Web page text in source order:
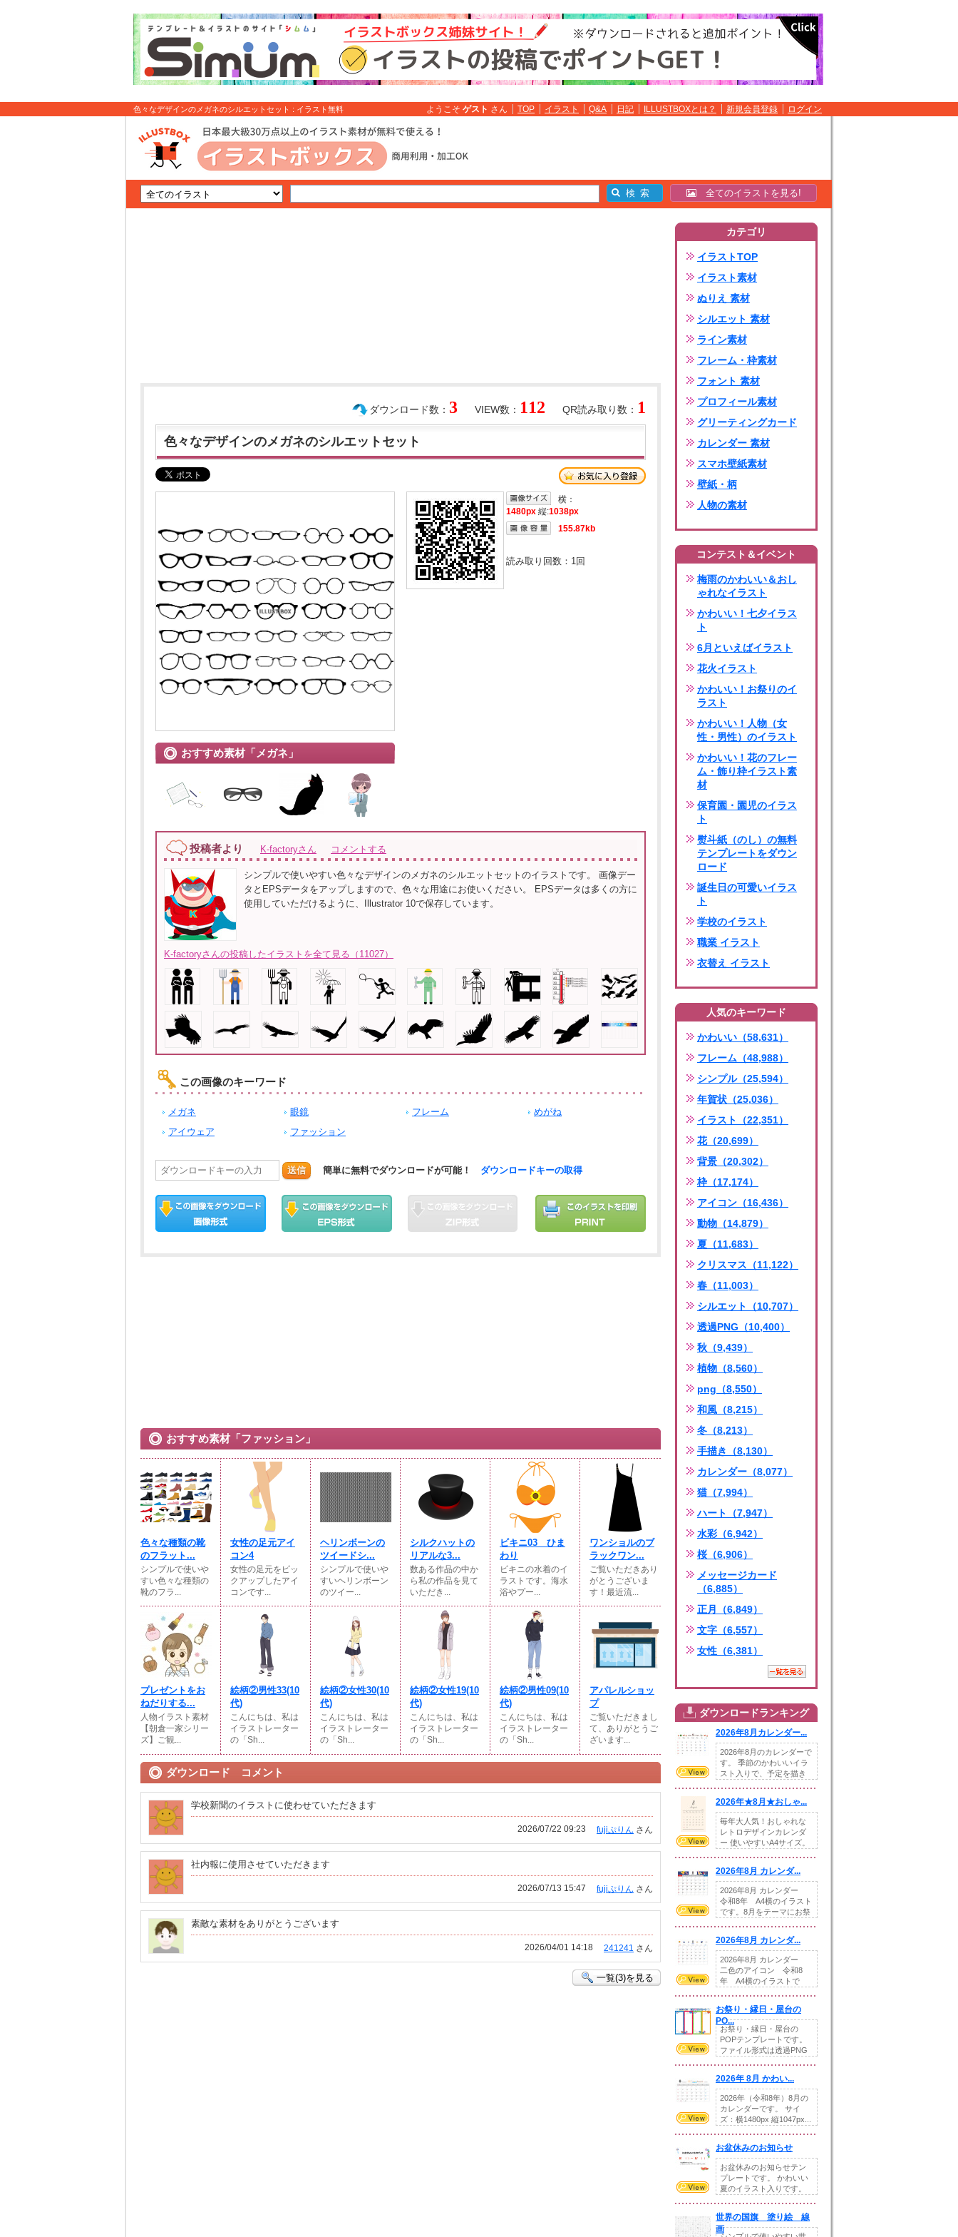
色々なデザインのメガネのシルエットセット : イラスト無料 ようこそ ゲスト さん TOP イラスト Q&A 日記 ILLUSTBOXとは？ 新規会員登録 ログイン
全てのイラストを見る!
QR読み取り数： 1
VIEW数： 112
ダウンロード数： 3
色々なデザインのメガネのシルエットセット
おすすめ素材「メガネ」
横：
1480px 縦:1038px
155.87kb
読み取り回数： 1回
投稿者より K-factoryさん コメントする
シンプルで使いやすい色々なデザインのメガネのシルエットセットのイラストです。 画像デー
タとEPSデータをアップしますので、色々な用途にお使いください。 EPSデータは多くの方に
使用していただけるように、Illustrator 10で保存しています。
K-factoryさんの投稿したイラストを全て見る（11027）
この画像のキーワード
メガネ 眼鏡 フレーム
めがね
アイウェア
ファッション
送信 簡単に無料でダウンロードが可能！ ダウンロードキーの取得
おすすめ素材「ファッション」
色々な種類の靴
のフラット...
シンプルで使いや
すい色々な種類の
靴のフラ...
女性の足元アイ
コン4
女性の足元をピッ
クアップしたアイ
コンです...
ヘリンボーンの
ツイードシ...
シンプルで使いや
すいヘリンボーン
のツイー...
シルクハットの
リアルな3...
数ある作品の中か
ら私の作品を見て
いただき...
ビキニ03 ひま
わり
ビキニの水着のイ
ラストです。海水
浴やプー...
ワンショルのブ
ラックワン...
ご覧いただきあり
がとうございま
す！最近流...
プレゼントをお
ねだりする...
人物イラスト素材
【朝倉一家シリー
ズ】ご観...
絵柄②男性33(10
代)
こんにちは、私は
イラストレーター
の「Sh...
絵柄②女性30(10
代)
こんにちは、私は
イラストレーター
の「Sh...
絵柄②女性19(10
代)
こんにちは、私は
イラストレーター
の「Sh...
絵柄②男性09(10
代)
こんにちは、私は
イラストレーター
の「Sh...
アパレルショッ
プ
ご覧いただきまし
て、ありがとうご
ざいます...
ダウンロード コメント
学校新聞のイラストに使わせていただきます
fujiぷりん さん
2026/07/22 09:23
社内報に使用させていただきます
fujiぷりん さん
2026/07/13 15:47
素敵な素材をありがとうございます
241241 さん
2026/04/01 14:18
一覧(3)を見る
カテゴリ
イラストTOP
イラスト素材
ぬりえ 素材
シルエット 素材
ライン素材
フレーム・枠素材
フォント 素材
プロフィール素材
グリーティングカード
カレンダー 素材
スマホ壁紙素材
壁紙・柄
人物の素材
コンテスト＆イベント
梅雨のかわいい＆おし
ゃれなイラスト
かわいい！七夕イラス
ト
6月といえばイラスト
花火イラスト
かわいい！お祭りのイ
ラスト
かわいい！人物（女
性・男性）のイラスト
かわいい！花のフレー
ム・飾り枠イラスト素
材
保育園・園児のイラス
ト
熨斗紙（のし）の無料
テンプレートをダウン
ロード
誕生日の可愛いイラス
ト
学校のイラスト
職業 イラスト
衣替え イラスト
人気のキーワード
かわいい（58,631）
フレーム（48,988）
シンプル（25,594）
年賀状（25,036）
イラスト（22,351）
花（20,699）
背景（20,302）
枠（17,174）
アイコン（16,436）
動物（14,879）
夏（11,683）
クリスマス（11,122）
春（11,003）
シルエット（10,707）
透過PNG（10,400）
秋（9,439）
植物（8,560）
png（8,550）
和風（8,215）
冬（8,213）
手描き（8,130）
カレンダー（8,077）
猫（7,994）
ハート（7,947）
水彩（6,942）
桜（6,906）
メッセージカード
（6,885）
正月（6,849）
文字（6,557）
女性（6,381）
ダウンロードランキング
2026年8月カレンダー...
2026年8月のカレンダーで
す。 季節のかわいいイラ
スト入りで、予定を描き
2026年★8月★おしゃ...
毎年大人気！おしゃれな
レトロデザインカレンダ
ー 使いやすいA4サイズ。
2026年8月 カレンダ...
2026年8月 カレンダー
令和8年 A4横のイラスト
です。8月をテーマにお祭
2026年8月 カレンダ...
2026年8月 カレンダー
二色のアイコン 令和8
年 A4横のイラストで
お祭り・縁日・屋台の
PO...
お祭り・縁日・屋台の
POPテンプレートです。
ファイル形式は透過PNG
2026年 8月 かわい...
2026年（令和8年）8月の
カレンダーです。 サイ
ズ：横1480px 縦1047px...
お盆休みのお知らせ
お盆休みのお知らせテン
プレートです。 かわいい
夏のイラスト入りです。
世界の国旗 塗り絵 線
画